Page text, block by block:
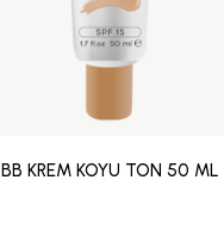
BB KREM KOYU TON 50 ML